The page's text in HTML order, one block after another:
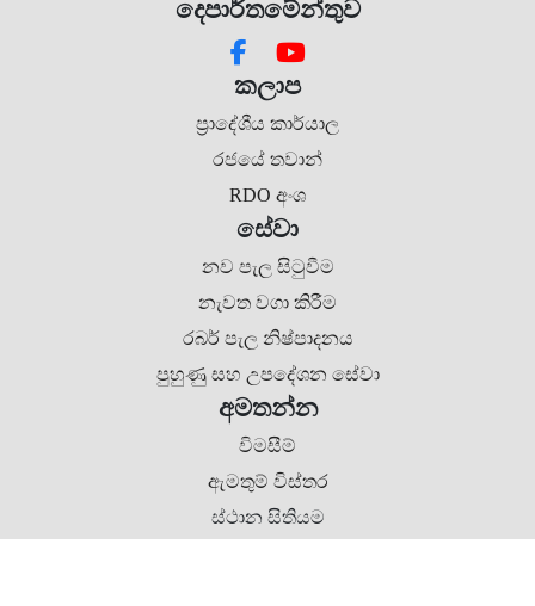
දෙපාර්තමේන්තුව
කලාප
ප්‍රාදේශීය කාර්යාල
රජයේ තවාන්
RDO අංශ
සේවා
නව පැල සිටුවීම
නැවත වගා කිරීම
රබර් පැල නිෂ්පාදනය
පුහුණු සහ උපදේශන සේවා
අමතන්න
විමසීම්
ඇමතුම් විස්තර
ස්ථාන සිතියම